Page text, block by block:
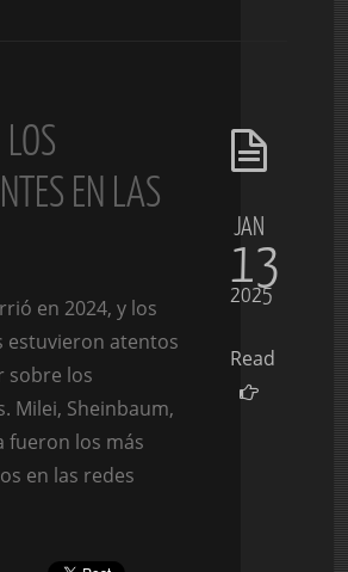
EN LAS
en 2024, y los
estuvieron atentos
sobre los
Milei, Sheinbaum,
fueron los más
en las redes
JAN
13
2025
Read